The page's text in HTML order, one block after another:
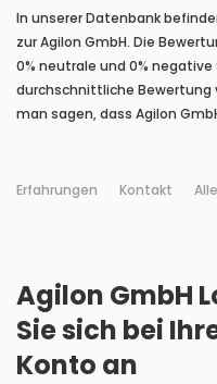
In unserer Datenbank
zur Agilon GmbH. Die
0% neutrale und 0%
durchschnittliche Bewertung
man sagen, dass Agilon
Erfahrungen Kontakt
Agilon GmbH
Sie sich bei
Konto an